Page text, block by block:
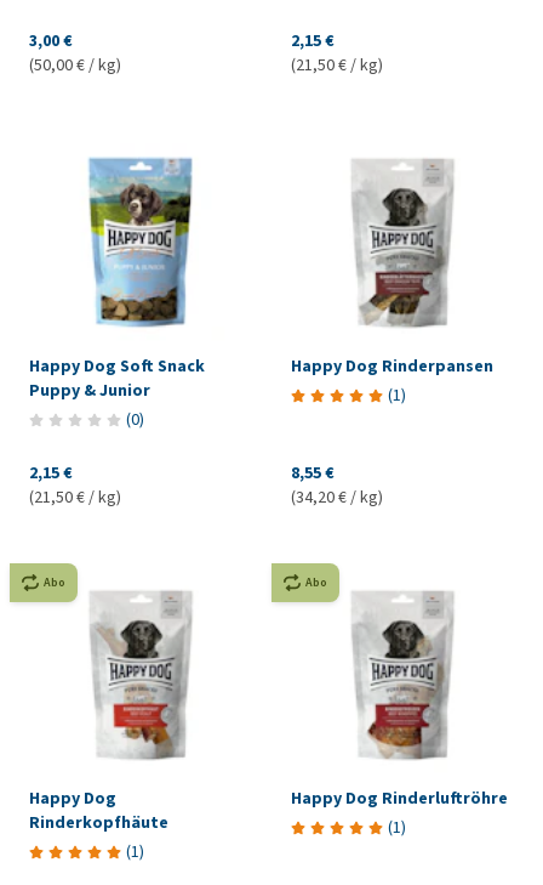
3,00 €
(50,00 € / kg)
2,15 €
(21,50 € / kg)
Happy Dog Soft Snack
Puppy & Junior
(0)
2,15 €
(21,50 € / kg)
Happy Dog Rinderpansen
(1)
8,55 €
(34,20 € / kg)
Abo
Happy Dog
Rinderkopfhäute
(1)
Abo
Happy Dog Rinderluftröhre
(1)